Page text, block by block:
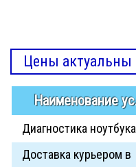
Цены актуальны
Наименование
Диагностика ноутбука
Доставка курьером в